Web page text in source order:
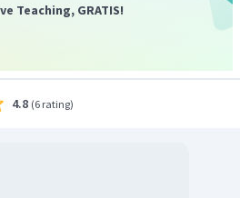
Teaching, GRATIS!
4.8 (6 rating)